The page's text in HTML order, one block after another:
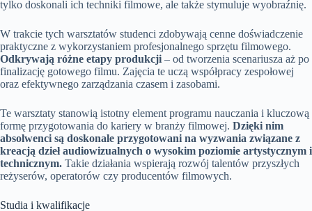
tylko doskonali ich techniki filmowe, ale także stymuluje wyobraźnię.
W trakcie tych warsztatów studenci zdobywają cenne doświadczenie
praktyczne z wykorzystaniem profesjonalnego sprzętu filmowego.
Odkrywają różne etapy produkcji – od tworzenia scenariusza aż po
finalizację gotowego filmu. Zajęcia te uczą współpracy zespołowej
oraz efektywnego zarządzania czasem i zasobami.
Te warsztaty stanowią istotny element programu nauczania i kluczową
formę przygotowania do kariery w branży filmowej. Dzięki nim
absolwenci są doskonale przygotowani na wyzwania związane z
kreacją dzieł audiowizualnych o wysokim poziomie artystycznym i
technicznym. Takie działania wspierają rozwój talentów przyszłych
reżyserów, operatorów czy producentów filmowych.
Studia i kwalifikacje